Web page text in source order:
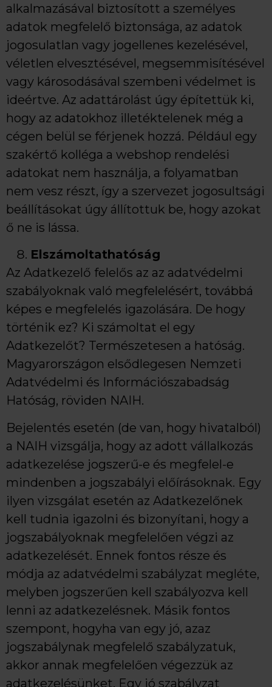
alkalmazásával biztosított a személyes
adatok megfelelő biztonsága, az adatok
jogosulatlan vagy jogellenes kezelésével,
véletlen elvesztésével, megsemmisítésével
vagy károsodásával szembeni védelmet is
ideértve. Az adattárolást úgy építettük ki,
hogy az adatokhoz illetéktelenek még a
cégen belül se férjenek hozzá. Például egy
szakértő kolléga a webshop rendelési
adatokat nem használja, a folyamatban
nem vesz részt, így a szervezet jogosultsági
beállításokat úgy állítottuk be, hogy azokat
ő ne is lássa.
Elszámoltathatóság
Az Adatkezelő felelős az az adatvédelmi
szabályoknak való megfelelésért, továbbá
képes e megfelelés igazolására. De hogy
történik ez? Ki számoltat el egy
Adatkezelőt? Természetesen a hatóság.
Magyarországon elsődlegesen Nemzeti
Adatvédelmi és Információszabadság
Hatóság, röviden NAIH.
Bejelentés esetén (de van, hogy hivatalból)
a NAIH vizsgálja, hogy az adott vállalkozás
adatkezelése jogszerű-e és megfelel-e
mindenben a jogszabályi előírásoknak. Egy
ilyen vizsgálat esetén az Adatkezelőnek
kell tudnia igazolni és bizonyítani, hogy a
jogszabályoknak megfelelően végzi az
adatkezelését. Ennek fontos része és
módja az adatvédelmi szabályzat megléte,
melyben jogszerűen kell szabályozva kell
lenni az adatkezelésnek. Másik fontos
szempont, hogyha van egy jó, azaz
jogszabálynak megfelelő szabályzatuk,
akkor annak megfelelően végezzük az
adatkezelésünket. Egy jó szabályzat